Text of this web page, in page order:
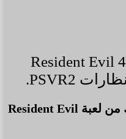
نسخة الريميك من لعبة Resident Evil 4
نجاح كبير جدا لنسخة الريميك من لعبة Resident Evil